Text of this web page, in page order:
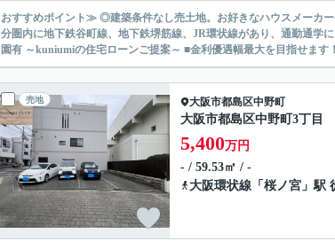
おすすめポイント≫ ◎建築条件なし売土地。お好きなハウスメーカ
分圏内に地下鉄谷町線、地下鉄堺筋線、JR環状線があり、通勤通学
園有 ～kuniumiの住宅ローンご提案～ ■金利優遇幅最大を目指せま
売地 大阪市都島区中野町
大阪市都島区中野町3丁目
5,400万円
- / 59.53㎡ / -
大阪環状線 「 桜ノ宮 」駅